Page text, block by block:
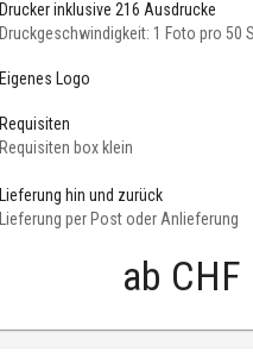
Drucker inklusive 216 Ausdrucke
Druckgeschwindigkeit: 1 Foto pro 50
Eigenes Logo
Requisiten
Requisiten box klein
Lieferung hin und zurück
Lieferung per Post oder Anlieferung
ab